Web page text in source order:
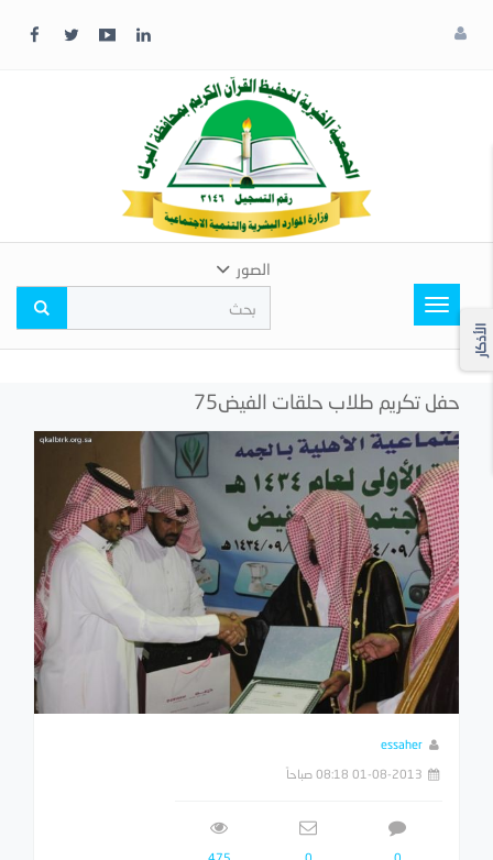
Toggle
navigation
الصور
الأذكار
حفل تكريم طلاب حلقات الفيض75
essaher
01-08-2013 08:18 صباحاً
0
0
475